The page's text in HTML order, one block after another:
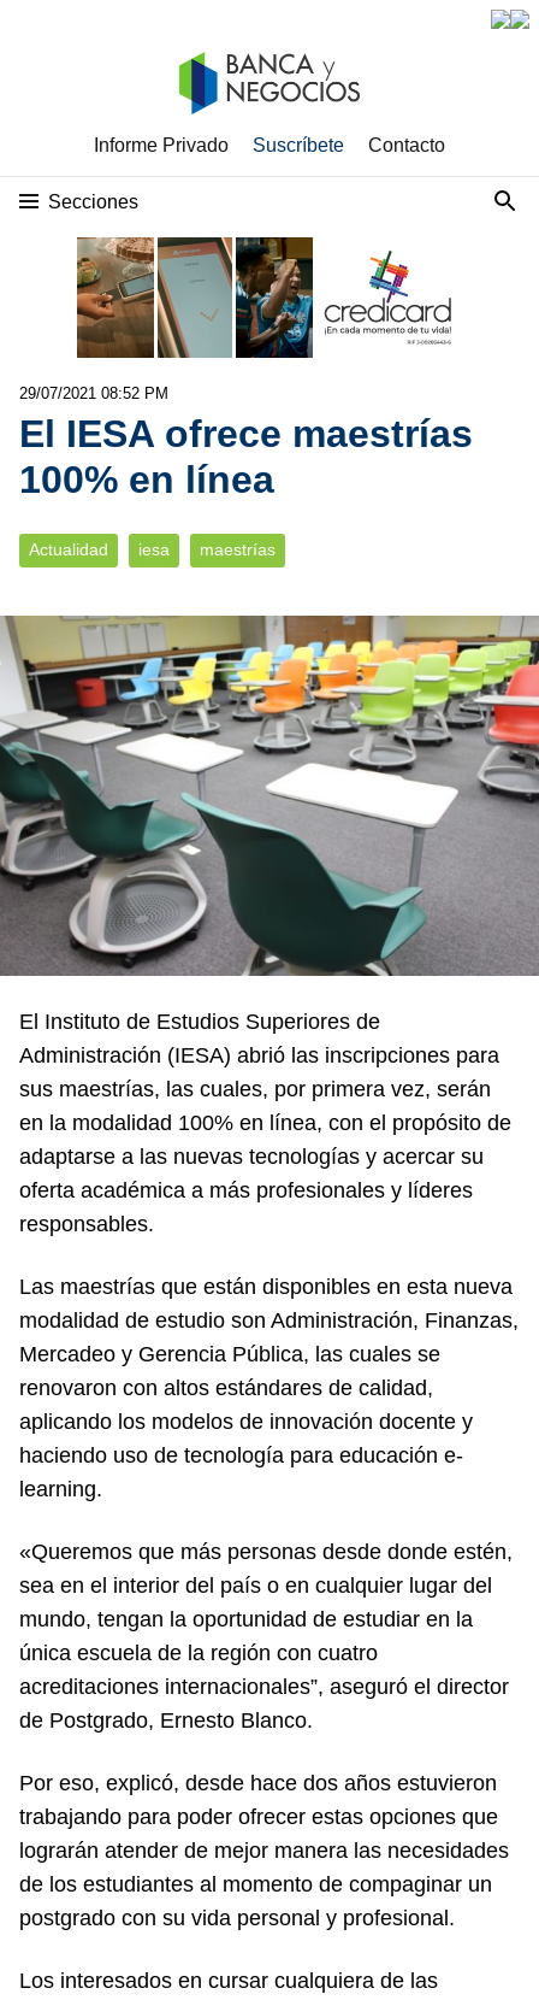
Informe Privado Suscríbete Contacto
Secciones
29/07/2021 08:52 PM
El IESA ofrece maestrías
100% en línea
Actualidad iesa maestrías
El Instituto de Estudios Superiores de
Administración (IESA) abrió las inscripciones para
sus maestrías, las cuales, por primera vez, serán
en la modalidad 100% en línea, con el propósito de
adaptarse a las nuevas tecnologías y acercar su
oferta académica a más profesionales y líderes
responsables.
Las maestrías que están disponibles en esta nueva
modalidad de estudio son Administración, Finanzas,
Mercadeo y Gerencia Pública, las cuales se
renovaron con altos estándares de calidad,
aplicando los modelos de innovación docente y
haciendo uso de tecnología para educación e-
learning.
«Queremos que más personas desde donde estén,
sea en el interior del país o en cualquier lugar del
mundo, tengan la oportunidad de estudiar en la
única escuela de la región con cuatro
acreditaciones internacionales”, aseguró el director
de Postgrado, Ernesto Blanco.
Por eso, explicó, desde hace dos años estuvieron
trabajando para poder ofrecer estas opciones que
lograrán atender de mejor manera las necesidades
de los estudiantes al momento de compaginar un
postgrado con su vida personal y profesional.
Los interesados en cursar cualquiera de las